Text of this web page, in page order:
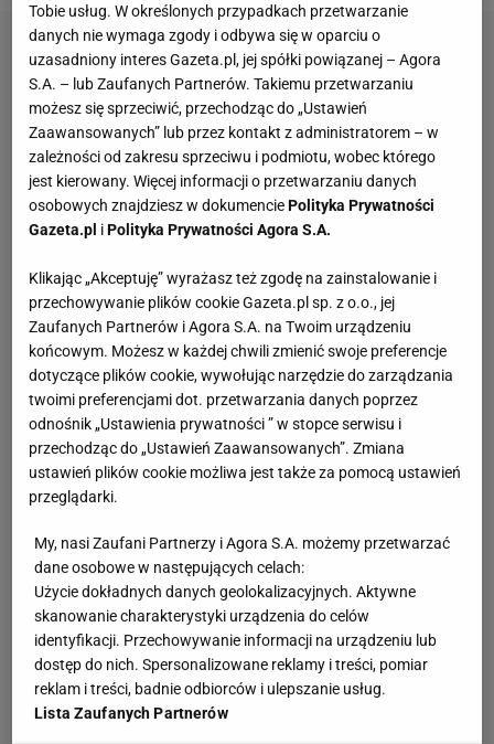
Tobie usług. W określonych przypadkach przetwarzanie
danych nie wymaga zgody i odbywa się w oparciu o
uzasadniony interes Gazeta.pl, jej spółki powiązanej – Agora
S.A. – lub Zaufanych Partnerów. Takiemu przetwarzaniu
możesz się sprzeciwić, przechodząc do „Ustawień
Zaawansowanych” lub przez kontakt z administratorem – w
zależności od zakresu sprzeciwu i podmiotu, wobec którego
jest kierowany. Więcej informacji o przetwarzaniu danych
osobowych znajdziesz w dokumenciePolityka Prywatności
Gazeta.pl iPolityka Prywatności Agora S.A.
Klikając „Akceptuję” wyrażasz też zgodę na zainstalowanie i
przechowywanie plików cookie Gazeta.pl sp. z o.o., jej
Zaufanych Partnerów i Agora S.A. na Twoim urządzeniu
końcowym. Możesz w każdej chwili zmienić swoje preferencje
dotyczące plików cookie, wywołując narzędzie do zarządzania
twoimi preferencjami dot. przetwarzania danych poprzez
odnośnik „Ustawienia prywatności ” w stopce serwisu i
przechodząc do „Ustawień Zaawansowanych”. Zmiana
ustawień plików cookie możliwa jest także za pomocą ustawień
przeglądarki.
My, nasi Zaufani Partnerzy i Agora S.A. możemy przetwarzać
dane osobowe w następujących celach:
Użycie dokładnych danych geolokalizacyjnych. Aktywne
skanowanie charakterystyki urządzenia do celów
identyfikacji. Przechowywanie informacji na urządzeniu lub
dostęp do nich. Spersonalizowane reklamy i treści, pomiar
reklam i treści, badnie odbiorców i ulepszanie usług.
Lista Zaufanych Partnerów